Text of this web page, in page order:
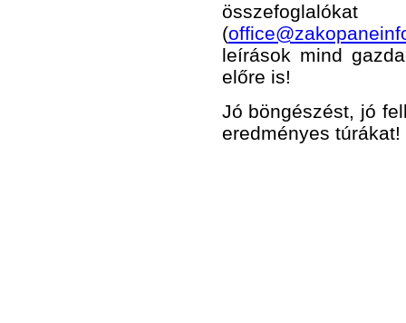
(
leírások mind
előre is!
Jó böngészést, jó
eredményes túrákat!